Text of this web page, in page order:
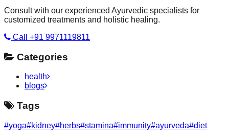
Consult with our experienced Ayurvedic specialists for
customized treatments and holistic healing.
Call +91 9971119811
Categories
health
blogs
Tags
#yoga#kidney#herbs#stamina#immunity#ayurveda#diet